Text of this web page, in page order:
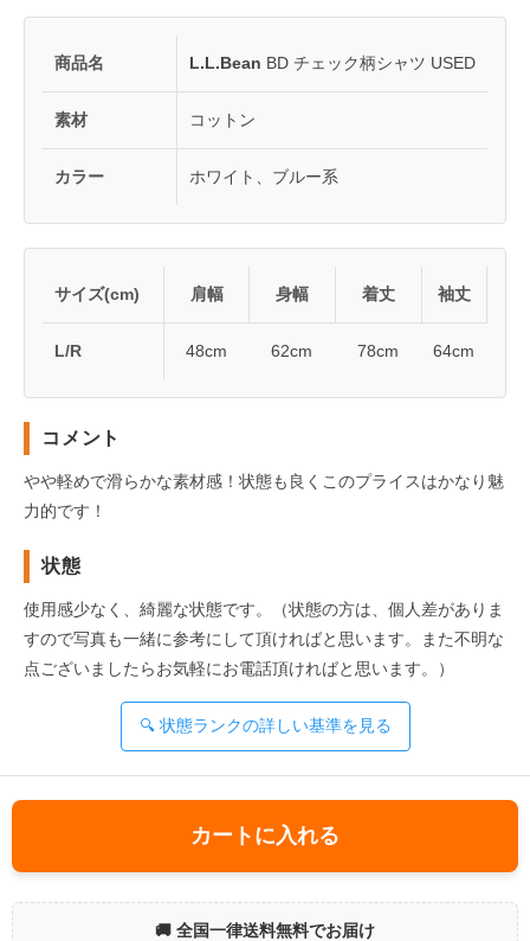
商品名 L.L.Bean BD チェック柄シャツ USED
素材 コットン
カラー ホワイト、ブルー系
サイズ(cm) 肩幅 身幅 着丈 袖丈
L/R 48cm 62cm 78cm 64cm
コメント
やや軽めで滑らかな素材感！状態も良くこのプライスはかなり魅
力的です！
状態
使用感少なく、綺麗な状態です。（状態の方は、個人差がありま
すので写真も一緒に参考にして頂ければと思います。また不明な
点ございましたらお気軽にお電話頂ければと思います。）
🔍 状態ランクの詳しい基準を見る
カートに入れる
🚚 全国一律送料無料でお届け